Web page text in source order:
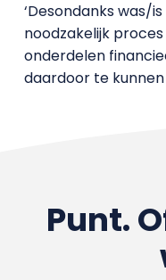
‘Desondanks was/
noodzakelijk
onderdelen
daardoor te kunnen
Punt.